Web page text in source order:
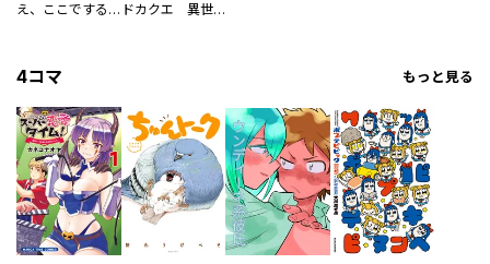
え、ここでするの？ アイドルのファンが知らない日常 ドカクエ 異世界ドカコッククエスト
4コマ もっと見る